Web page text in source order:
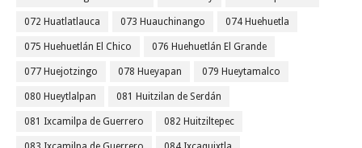
072 Huatlatlauca 073 Huauchinango 074 Huehuetla
075 Huehuetlán El Chico 076 Huehuetlán El Grande
077 Huejotzingo 078 Hueyapan 079 Hueytamalco
080 Hueytlalpan 081 Huitzilan de Serdán
081 Ixcamilpa de Guerrero 082 Huitziltepec